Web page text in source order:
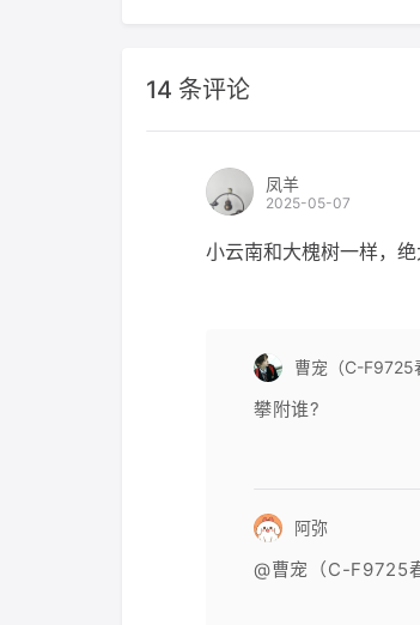
14 条评论
凤羊
2025-05-07
小云南和大槐树一样，
曹宠（C-F9725
攀附谁?
阿弥
@曹宠（C-F9725